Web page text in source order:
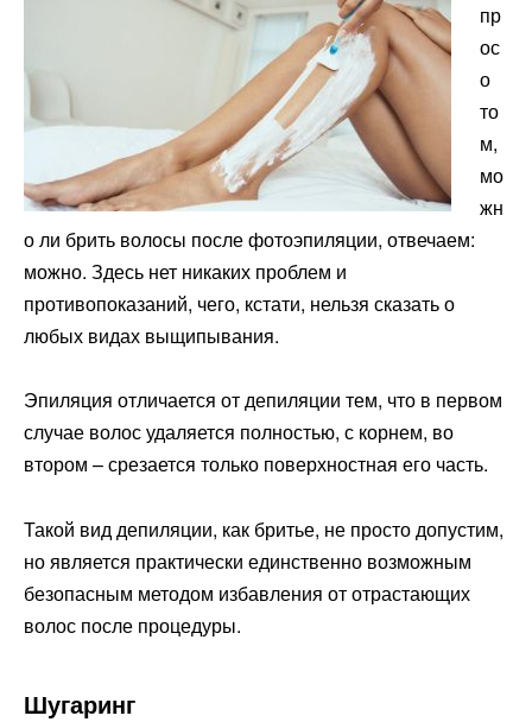
пр
ос
о
то
м,
мо
жн
о ли брить волосы после фотоэпиляции, отвечаем:
можно. Здесь нет никаких проблем и
противопоказаний, чего, кстати, нельзя сказать о
любых видах выщипывания.
Эпиляция отличается от депиляции тем, что в первом
случае волос удаляется полностью, с корнем, во
втором – срезается только поверхностная его часть.
Такой вид депиляции, как бритье, не просто допустим,
но является практически единственно возможным
безопасным методом избавления от отрастающих
волос после процедуры.
Шугаринг